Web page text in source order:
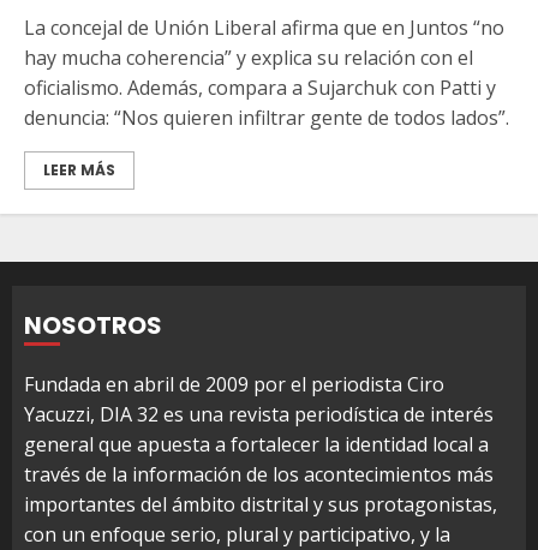
La concejal de Unión Liberal afirma que en Juntos “no
hay mucha coherencia” y explica su relación con el
oficialismo. Además, compara a Sujarchuk con Patti y
denuncia: “Nos quieren infiltrar gente de todos lados”.
LEER MÁS
NOSOTROS
Fundada en abril de 2009 por el periodista Ciro
Yacuzzi, DIA 32 es una revista periodística de interés
general que apuesta a fortalecer la identidad local a
través de la información de los acontecimientos más
importantes del ámbito distrital y sus protagonistas,
con un enfoque serio, plural y participativo, y la